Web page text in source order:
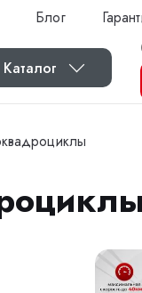
Блог
Каталог